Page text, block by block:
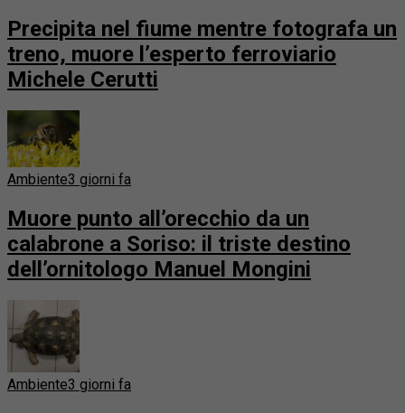
Precipita nel fiume mentre fotografa un
treno, muore l’esperto ferroviario
Michele Cerutti
Ambiente3 giorni fa
Muore punto all’orecchio da un
calabrone a Soriso: il triste destino
dell’ornitologo Manuel Mongini
Ambiente3 giorni fa